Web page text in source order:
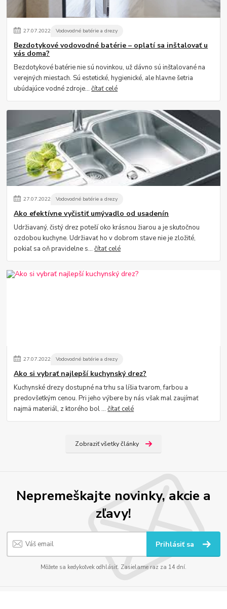
27.07.2022 Vodovodné batérie a drezy
Bezdotykové vodovodné batérie – oplatí sa inštalovať u
vás doma?
Bezdotykové batérie nie sú novinkou, už dávno sú inštalované na
verejných miestach. Sú estetické, hygienické, ale hlavne šetria
ubúdajúce vodné zdroje...čítať celé
27.07.2022 Vodovodné batérie a drezy
Ako efektívne vyčistiť umývadlo od usadenín
Udržiavaný, čistý drez poteší oko krásnou žiarou a je skutočnou
ozdobou kuchyne. Udržiavať ho v dobrom stave nie je zložité,
pokiaľ sa oň pravidelne s...čítať celé
27.07.2022 Vodovodné batérie a drezy
Ako si vybrať najlepší kuchynský drez?
Kuchynské drezy dostupné na trhu sa líšia tvarom, farbou a
predovšetkým cenou. Pri jeho výbere by nás však mal zaujímať
najmä materiál, z ktorého bol ...čítať celé
Zobraziť všetky články
Nepremeškajte novinky, akcie a
zľavy!
Prihlásiť sa
Môžete sa kedykoľvek odhlásiť. Zasielame raz za 14 dní.